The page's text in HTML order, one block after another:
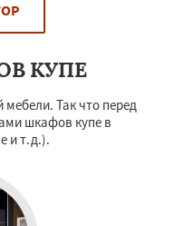
КУПЕ
мебели. Так что перед
шкафов купе в
и т.д.).